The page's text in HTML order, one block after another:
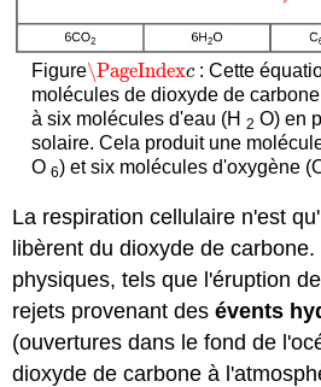
Figure\PageIndexc
\PageIndexc : Cette
molécules de dioxyde de
à six molécules d'eau (H 2 O) en
solaire. Cela produit une
O 6) et six molécules d'oxygène
La respiration cellulaire n'est
libèrent du dioxyde de
physiques, tels que l'éruption
rejets provenant desévents
(ouvertures dans le fond de
dioxyde de carbone à